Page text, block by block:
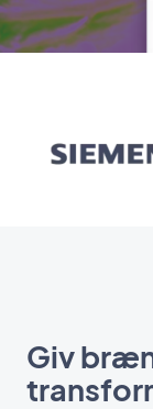
Giv